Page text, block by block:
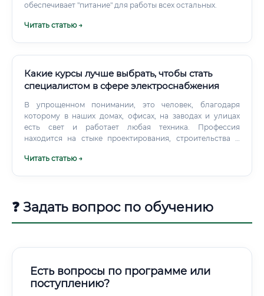
обеспечивает "питание" для работы всех остальных.
Читать статью →
Какие курсы лучше выбрать, чтобы стать
специалистом в сфере электроснабжения
В упрощенном понимании, это человек, благодаря
которому в наших домах, офисах, на заводах и улицах
есть свет и работает любая техника. Профессия
находится на стыке проектирования, строительства и
высокой степени ответственности.
Читать статью →
❓ Задать вопрос по обучению
Есть вопросы по программе или
поступлению?